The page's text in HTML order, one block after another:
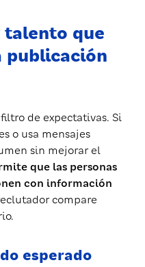
talento que
publicación
de expectativas. Si
o usa mensajes
sin mejorar el
que las personas
con información
compare
esperado